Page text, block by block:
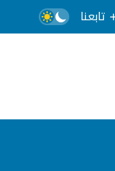
تابعنا